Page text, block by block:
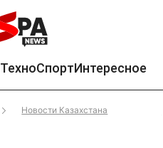
ТехноСпортИнтересное
Новости Казахстана